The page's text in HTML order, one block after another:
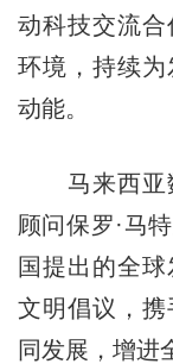
动科技交流
环境，持续
动能。
马来西亚数
顾问保罗·马
国提出的全
文明倡议，
同发展，增进